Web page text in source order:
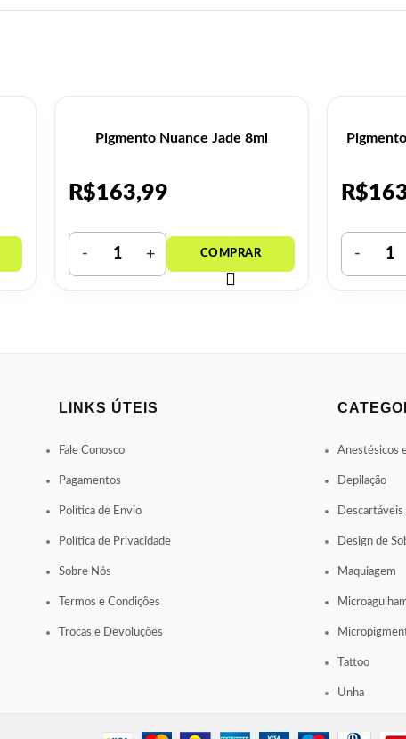
Pigmento Nuance Jade 8ml
R$163,99 R$
LINKS ÚTEIS
Fale Conosco
Pagamentos
Política de Envio
Política de Privacidade
Sobre Nós
Termos e Condições
Trocas e Devoluções
Anestésicos
Depilação
Design de
Maquiagem
Tattoo
Unha